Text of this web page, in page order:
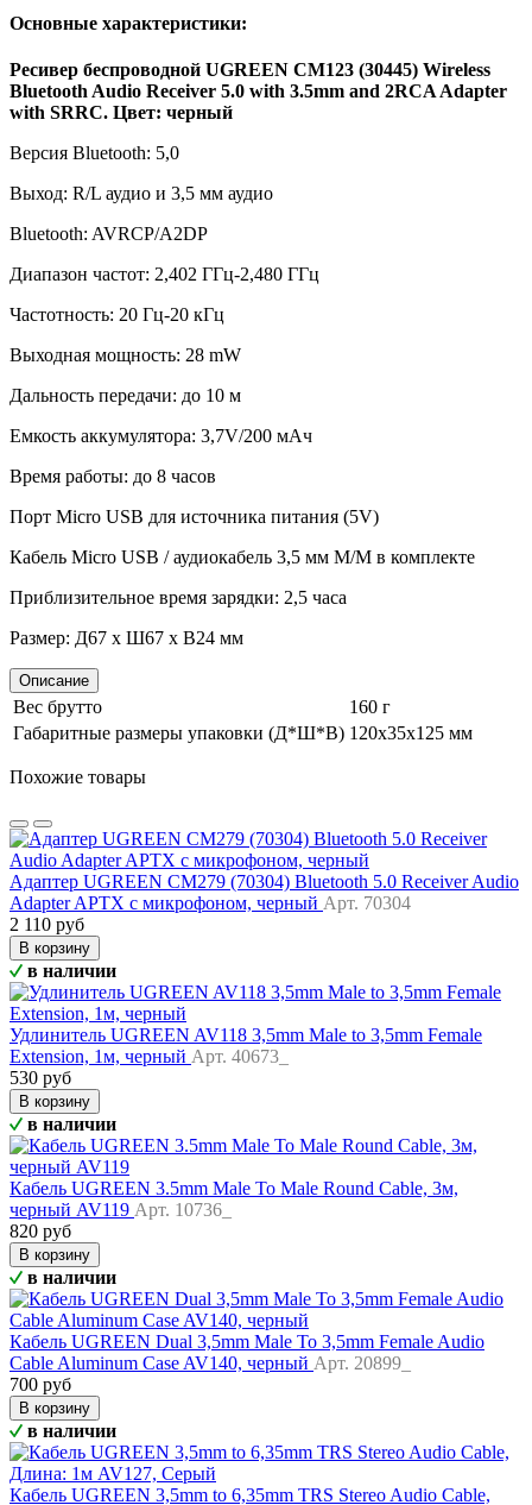
Основные характеристики:
Ресивер беспроводной UGREEN CM123 (30445) Wireless
Bluetooth Audio Receiver 5.0 with 3.5mm and 2RCA Adapter
with SRRC. Цвет: черный
Версия Bluetooth: 5,0
Выход: R/L аудио и 3,5 мм аудио
Bluetooth: AVRCP/A2DP
Диапазон частот: 2,402 ГГц-2,480 ГГц
Частотность: 20 Гц-20 кГц
Выходная мощность: 28 mW
Дальность передачи: до 10 м
Емкость аккумулятора: 3,7V/200 мАч
Время работы: до 8 часов
Порт Micro USB для источника питания (5V)
Кабель Micro USB / аудиокабель 3,5 мм M/M в комплекте
Приблизительное время зарядки: 2,5 часа
Размер: Д67 x Ш67 x В24 мм
Описание
Вес брутто
160 г
Габаритные размеры упаковки (Д*Ш*В) 120х35х125 мм
Похожие товары
Адаптер UGREEN CM279 (70304) Bluetooth 5.0 Receiver Audio
Adapter APTX с микрофоном, черный Арт. 70304
2 110 руб
В корзину
в наличии
Удлинитель UGREEN AV118 3,5mm Male to 3,5mm Female
Extension, 1м, черный Арт. 40673_
530 руб
В корзину
в наличии
Кабель UGREEN 3.5mm Male To Male Round Cable, 3м,
черный AV119 Арт. 10736_
820 руб
В корзину
в наличии
Кабель UGREEN Dual 3,5mm Male To 3,5mm Female Audio
Cable Aluminum Case AV140, черный Арт. 20899_
700 руб
В корзину
в наличии
Кабель UGREEN 3,5mm to 6,35mm TRS Stereo Audio Cable,